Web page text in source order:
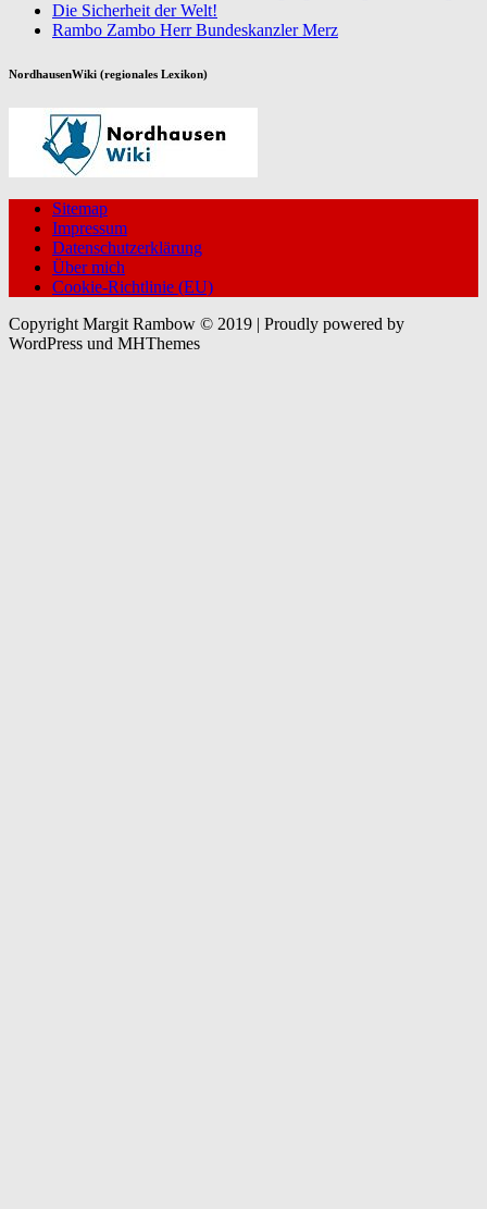
Die Sicherheit der Welt!
Rambo Zambo Herr Bundeskanzler Merz
NordhausenWiki (regionales Lexikon)
Sitemap
Impressum
Datenschutzerklärung
Über mich
Cookie-Richtlinie (EU)
Copyright Margit Rambow © 2019 | Proudly powered by
WordPress und MHThemes